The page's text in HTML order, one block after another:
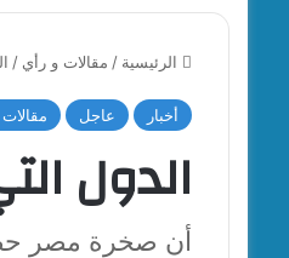
الرئيسية / مقالات و رأي /
أخبار عاجل
الدول
أن صخرة مصر